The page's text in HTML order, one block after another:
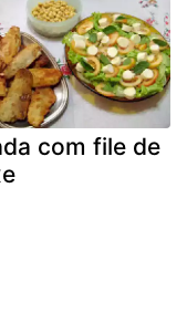
com file de